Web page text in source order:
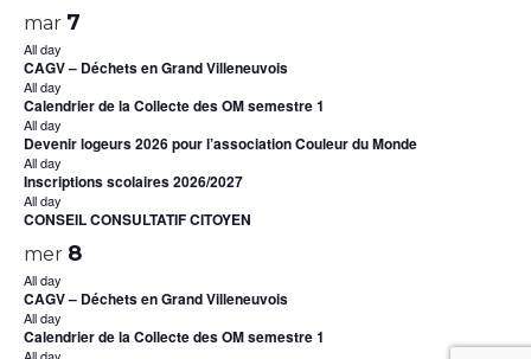
mar 7
All day
CAGV – Déchets en Grand Villeneuvois
All day
Calendrier de la Collecte des OM semestre 1
All day
Devenir logeurs 2026 pour l’association Couleur du Monde
All day
Inscriptions scolaires 2026/2027
All day
CONSEIL CONSULTATIF CITOYEN
mer 8
All day
CAGV – Déchets en Grand Villeneuvois
All day
Calendrier de la Collecte des OM semestre 1